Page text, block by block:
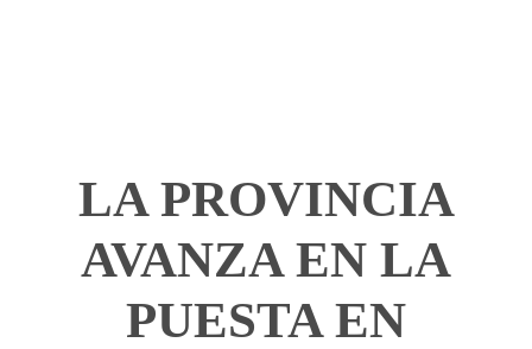
LA PROVINCIA
AVANZA EN LA
PUESTA EN